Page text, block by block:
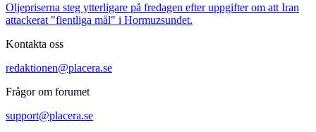
Oljepriserna steg ytterligare på fredagen efter uppgifter om att Iran
attackerat "fientliga mål" i Hormuzsundet.
Kontakta oss
redaktionen@placera.se
Frågor om forumet
support@placera.se